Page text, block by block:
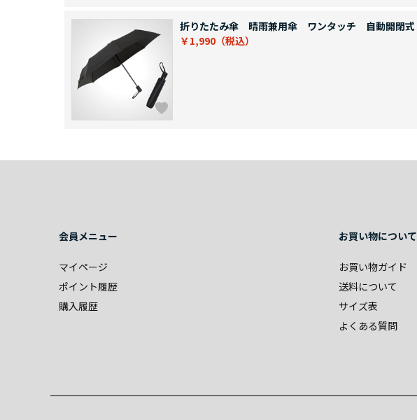
折りたたみ傘 晴雨兼用傘 ワンタッチ 自動開閉式
￥1,990
会員メニュー
マイページ
ポイント履歴
購入履歴
お買い物について
お買い物ガイド
送料について
サイズ表
よくある質問